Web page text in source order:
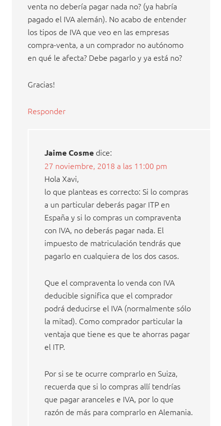
venta no debería pagar nada no? (ya habría
pagado el IVA alemán). No acabo de entender
los tipos de IVA que veo en las empresas
compra-venta, a un comprador no autónomo
en qué le afecta? Debe pagarlo y ya está no?
Gracias!
Responder
Jaime Cosme dice:
27 noviembre, 2018 a las 11:00 pm
Hola Xavi,
lo que planteas es correcto: Si lo compras
a un particular deberás pagar ITP en
España y si lo compras un compraventa
con IVA, no deberás pagar nada. El
impuesto de matriculación tendrás que
pagarlo en cualquiera de los dos casos.
Que el compraventa lo venda con IVA
deducible significa que el comprador
podrá deducirse el IVA (normalmente sólo
la mitad). Como comprador particular la
ventaja que tiene es que te ahorras pagar
el ITP.
Por si se te ocurre comprarlo en Suiza,
recuerda que si lo compras allí tendrías
que pagar aranceles e IVA, por lo que
razón de más para comprarlo en Alemania.